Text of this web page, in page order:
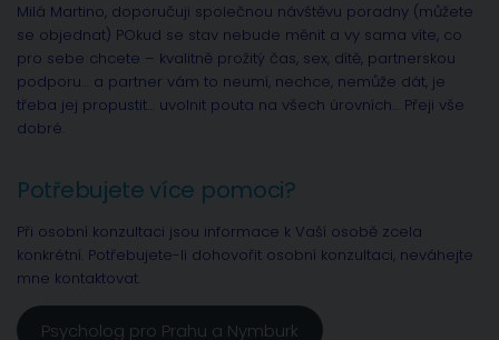
Milá Martino, doporučuji společnou návštěvu poradny (můžete
se objednat) POkud se stav nebude měnit a vy sama víte, co
pro sebe chcete – kvalitně prožitý čas, sex, dítě, partnerskou
podporu… a partner vám to neumí, nechce, nemůže dát, je
třeba jej propustit… uvolnit pouta na všech úrovních… Přeji vše
dobré.
Potřebujete více pomoci?
Při osobní konzultaci jsou informace k Vaší osobě zcela
konkrétní. Potřebujete-li dohovořit osobní konzultaci, neváhejte
mne kontaktovat.
Psycholog pro Prahu a Nymburk